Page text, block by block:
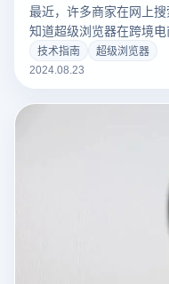
最近，许多商家在网上
知道超级浏览器在跨境电
超级浏览器”这一术语并
亚马逊超级浏览器的概念
技术指南
超级浏览器
2024.08.23